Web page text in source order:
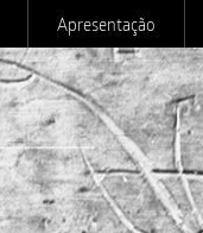
Apresentação